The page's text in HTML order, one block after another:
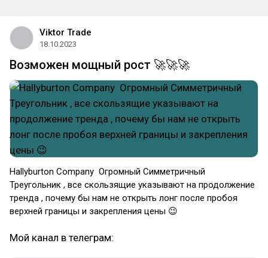
Viktor Trade
18.10.2023
Возможен мощный рост 🚀🚀🚀
Hallyburton Company Огромный Симметричный
Треугольник , все скользящие указывают на продолжение
тренда , почему бы нам не открыть лонг после пробоя
верхней границы и закрепления цены 😉
Мой канал в телеграм: